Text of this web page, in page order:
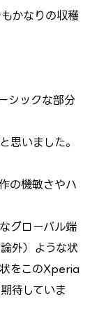
かなりの収穫
シックな部分
思いました。
の機敏さやハ
グローバル端
外）ような状
をこのXperia
待していま